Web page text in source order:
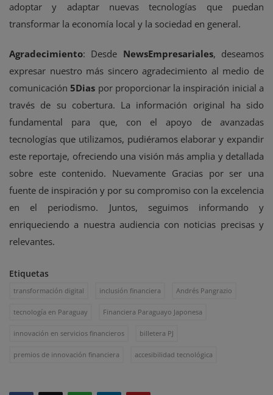
adoptar y adaptar nuevas tecnologías que puedan
transformar la economía local y la sociedad en general.
Agradecimiento: Desde NewsEmpresariales, deseamos
expresar nuestro más sincero agradecimiento al medio de
comunicación5Dias por proporcionar la inspiración inicial a
través de su cobertura. La información original ha sido
fundamental para que, con el apoyo de avanzadas
tecnologías que utilizamos, pudiéramos elaborar y expandir
este reportaje, ofreciendo una visión más amplia y detallada
sobre este contenido. Nuevamente Gracias por ser una
fuente de inspiración y por su compromiso con la excelencia
en el periodismo. Juntos, seguimos informando y
enriqueciendo a nuestra audiencia con noticias precisas y
relevantes.
Etiquetas
transformación digital inclusión financiera Andrés Pangrazio
tecnología en Paraguay Financiera Paraguayo Japonesa
innovación en servicios financieros billetera PJ
premios de innovación financiera accesibilidad tecnológica